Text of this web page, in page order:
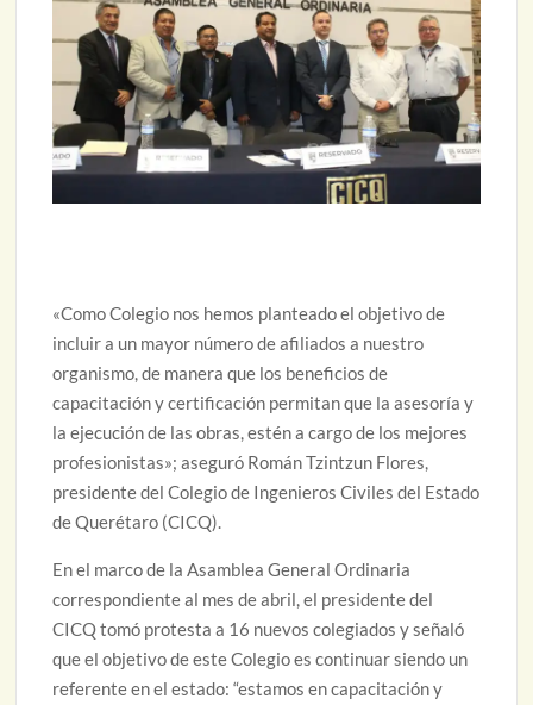
«Como Colegio nos hemos planteado el objetivo de
incluir a un mayor número de afiliados a nuestro
organismo, de manera que los beneficios de
capacitación y certificación permitan que la asesoría y
la ejecución de las obras, estén a cargo de los mejores
profesionistas»; aseguró Román Tzintzun Flores,
presidente del Colegio de Ingenieros Civiles del Estado
de Querétaro (CICQ).
En el marco de la Asamblea General Ordinaria
correspondiente al mes de abril, el presidente del
CICQ tomó protesta a 16 nuevos colegiados y señaló
que el objetivo de este Colegio es continuar siendo un
referente en el estado: “estamos en capacitación y